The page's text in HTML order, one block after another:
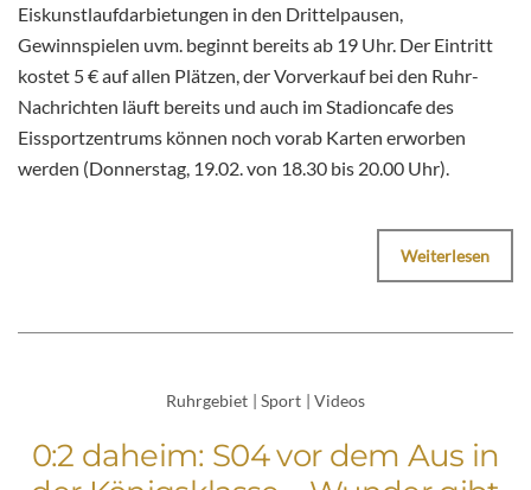
Eiskunstlaufdarbietungen in den Drittelpausen,
Gewinnspielen uvm. beginnt bereits ab 19 Uhr. Der Eintritt
kostet 5 € auf allen Plätzen, der Vorverkauf bei den Ruhr-
Nachrichten läuft bereits und auch im Stadioncafe des
Eissportzentrums können noch vorab Karten erworben
werden (Donnerstag, 19.02. von 18.30 bis 20.00 Uhr).
Weiterlesen
Ruhrgebiet | Sport | Videos
0:2 daheim: S04 vor dem Aus in